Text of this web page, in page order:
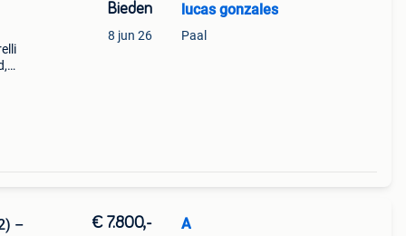
Bieden
8 jun 26
lucas gonzales
Paal
– € 7.800,- A